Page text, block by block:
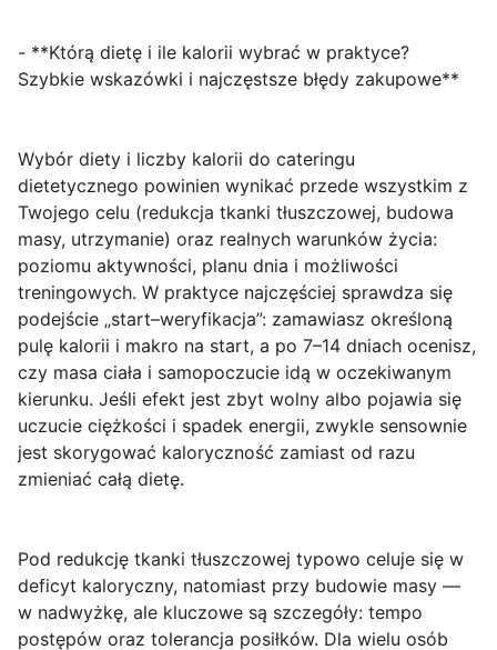
- **Którą dietę i ile kalorii wybrać w praktyce?
Szybkie wskazówki i najczęstsze błędy zakupowe**
Wybór diety i liczby kalorii do cateringu
dietetycznego powinien wynikać przede wszystkim z
Twojego celu (redukcja tkanki tłuszczowej, budowa
masy, utrzymanie) oraz realnych warunków życia:
poziomu aktywności, planu dnia i możliwości
treningowych. W praktyce najczęściej sprawdza się
podejście „start–weryfikacja”: zamawiasz określoną
pulę kalorii i makro na start, a po 7–14 dniach ocenisz,
czy masa ciała i samopoczucie idą w oczekiwanym
kierunku. Jeśli efekt jest zbyt wolny albo pojawia się
uczucie ciężkości i spadek energii, zwykle sensownie
jest skorygować kaloryczność zamiast od razu
zmieniać całą dietę.
Pod redukcję tkanki tłuszczowej typowo celuje się w
deficyt kaloryczny, natomiast przy budowie masy —
w nadwyżkę, ale kluczowe są szczegóły: tempo
postępów oraz tolerancja posiłków. Dla wielu osób